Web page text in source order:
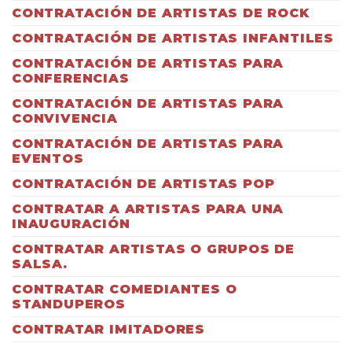
CONTRATACIÓN DE ARTISTAS DE ROCK
CONTRATACIÓN DE ARTISTAS INFANTILES
CONTRATACIÓN DE ARTISTAS PARA
CONFERENCIAS
CONTRATACIÓN DE ARTISTAS PARA
CONVIVENCIA
CONTRATACIÓN DE ARTISTAS PARA
EVENTOS
CONTRATACIÓN DE ARTISTAS POP
CONTRATAR A ARTISTAS PARA UNA
INAUGURACIÓN
CONTRATAR ARTISTAS O GRUPOS DE
SALSA.
CONTRATAR COMEDIANTES O
STANDUPEROS
CONTRATAR IMITADORES